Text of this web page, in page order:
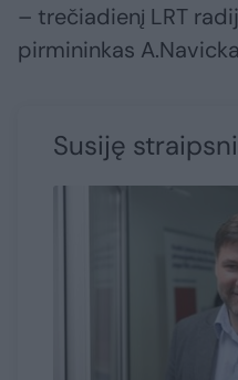
– trečiadienį LRT
pirmininkas
Susiję